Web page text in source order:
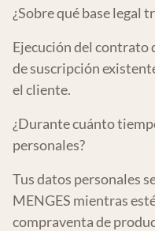
¿Sobre qué base legal
Ejecución del contrato
de suscripción
el cliente.
¿Durante cuánto
personales?
Tus datos personales
MENGES mientras
compraventa de